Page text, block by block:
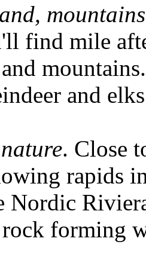
find mile
and
. Close
rapids
Nordic
forming